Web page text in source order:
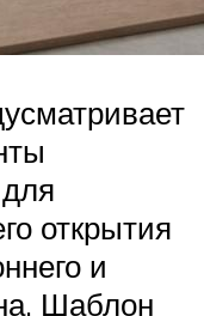
открытия
и
Шаблон